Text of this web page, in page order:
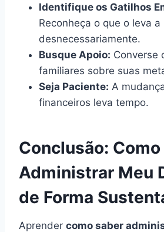
Identifique os Gatilhos
Reconheça o que o leva a
desnecessariamente.
Busque Apoio: Converse
familiares sobre suas
Seja Paciente: A
financeiros leva tempo.
Conclusão:
Administrar Meu
de Forma
Aprender como saber